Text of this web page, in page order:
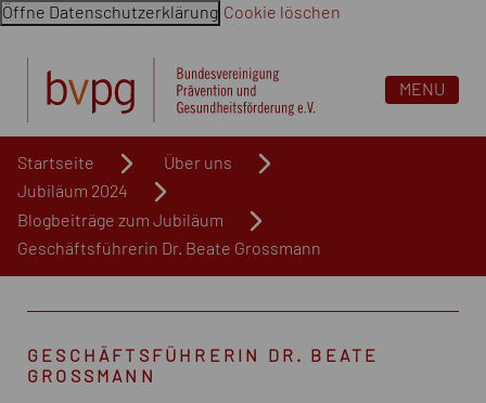
Öffne Datenschutzerklärung Cookie löschen
MENU
Startseite
Über uns
Jubiläum 2024
Blogbeiträge zum Jubiläum
Geschäftsführerin Dr. Beate Grossmann
GESCHÄFTSFÜHRERIN DR. BEATE
GROSSMANN